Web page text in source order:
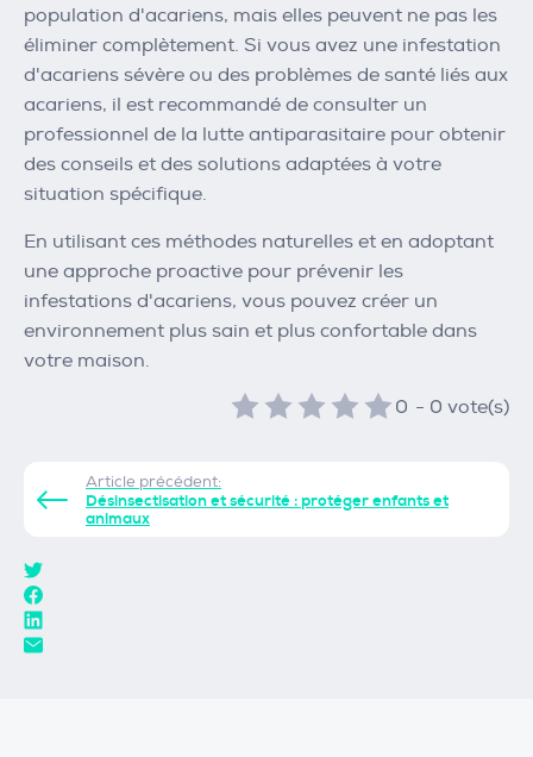
population d'acariens, mais elles peuvent ne pas les
éliminer complètement. Si vous avez une infestation
d'acariens sévère ou des problèmes de santé liés aux
acariens, il est recommandé de consulter un
professionnel de la lutte antiparasitaire pour obtenir
des conseils et des solutions adaptées à votre
situation spécifique.
En utilisant ces méthodes naturelles et en adoptant
une approche proactive pour prévenir les
infestations d'acariens, vous pouvez créer un
environnement plus sain et plus confortable dans
votre maison.
0 - 0 vote(s)
Article précédent:
Désinsectisation et sécurité : protéger enfants et
animaux